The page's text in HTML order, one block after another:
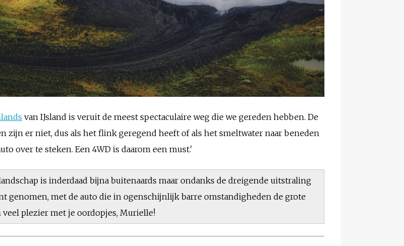
van IJsland is veruit de meest spectaculaire weg die we gereden hebben. De
zijn er niet, dus als het flink geregend heeft of als het smeltwater naar beneden
over te steken. Een 4WD is daarom een must.'
is inderdaad bijna buitenaards maar ondanks de dreigende uitstraling
genomen, met de auto die in ogenschijnlijk barre omstandigheden de grote
plezier met je oordopjes, Murielle!